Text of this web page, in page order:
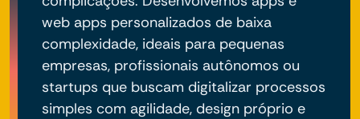
web apps personalizados de baixa
complexidade, ideais para pequenas
empresas, profissionais autônomos ou
startups que buscam digitalizar processos
simples com agilidade, design próprio e